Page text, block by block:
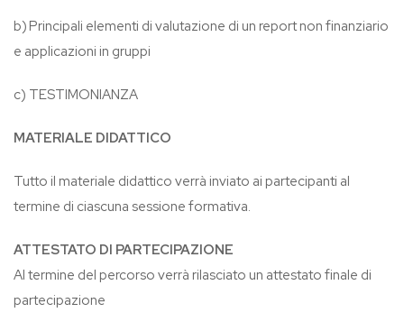
b) Principali elementi di valutazione di un report non finanziario
e applicazioni in gruppi
c) TESTIMONIANZA
MATERIALE DIDATTICO
Tutto il materiale didattico verrà inviato ai partecipanti al
termine di ciascuna sessione formativa.
ATTESTATO DI PARTECIPAZIONE
Al termine del percorso verrà rilasciato un attestato finale di
partecipazione